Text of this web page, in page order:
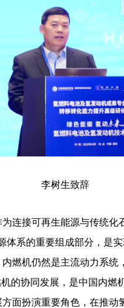
李树生致辞
连接可再生能源与传统化
系的重要组成部分，是
燃机仍然是主流动力系
的协同发展，是中国内
面扮演重要角色，在推